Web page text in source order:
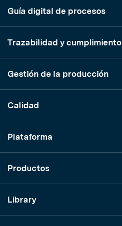
Guía digital de procesos
Trazabilidad y cumplimiento
Gestión de la producción
Calidad
Plataforma
Productos
Library